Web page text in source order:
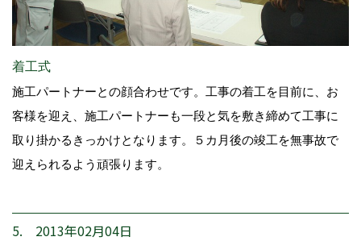
着工式
施工パートナーとの顔合わせです。工事の着工を目前に、お
客様を迎え、施工パートナーも一段と気を敷き締めて工事に
取り掛かるきっかけとなります。５カ月後の竣工を無事故で
迎えられるよう頑張ります。
5. 2013年02月04日